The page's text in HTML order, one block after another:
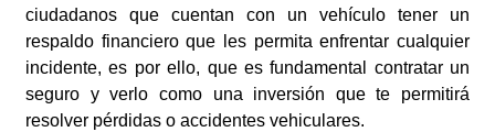
ciudadanos que cuentan con un vehículo tener un
respaldo financiero que les permita enfrentar cualquier
incidente, es por ello, que es fundamental contratar un
seguro y verlo como una inversión que te permitirá
resolver pérdidas o accidentes vehiculares.